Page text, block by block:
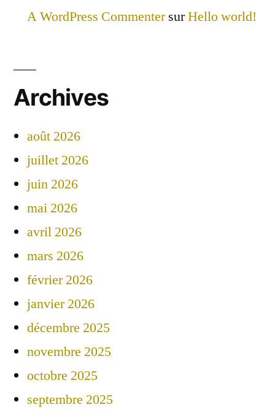
A WordPress CommentersurHello world!
Archives
août 2026
juillet 2026
juin 2026
mai 2026
avril 2026
mars 2026
février 2026
janvier 2026
décembre 2025
novembre 2025
octobre 2025
septembre 2025